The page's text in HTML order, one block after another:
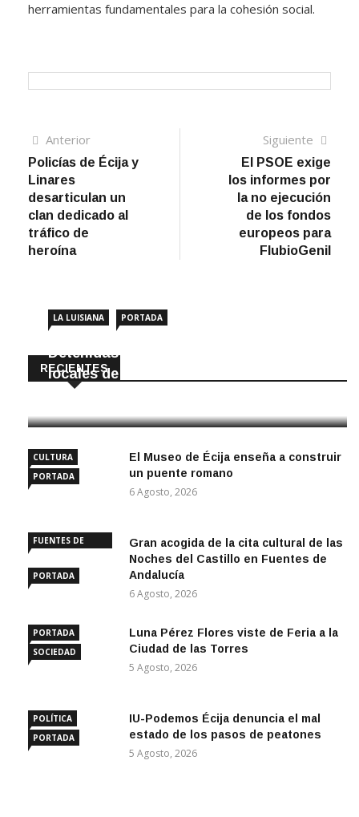
herramientas fundamentales para la cohesión social.
Navegación
de
entradas
AnteriorArtículo
anterior
Policías de Écija y
Linares
desarticulan un
clan dedicado al
tráfico de
heroína
Siguiente
El PSOE exige
los informes por
la no ejecución
de los fondos
europeos para
FlubioGenil
RECIENTES
LA LUISIANA PORTADA
Detenidas dos personas por robar en
locales de La Luisiana
CULTURA
PORTADA
El Museo de Écija enseña a construir
un puente romano
6 Agosto, 2026
FUENTES DE
PORTADA
Gran acogida de la cita cultural de las
Noches del Castillo en Fuentes de
Andalucía
6 Agosto, 2026
PORTADA
SOCIEDAD
Luna Pérez Flores viste de Feria a la
Ciudad de las Torres
5 Agosto, 2026
POLÍTICA
PORTADA
IU-Podemos Écija denuncia el mal
estado de los pasos de peatones
5 Agosto, 2026